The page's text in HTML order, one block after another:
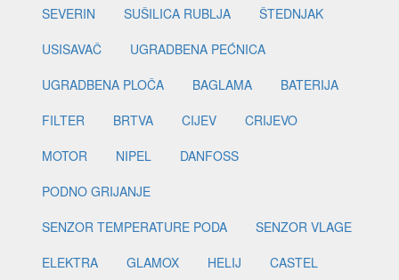
SEVERIN
SUŠILICA RUBLJA
ŠTEDNJAK
USISAVAČ
UGRADBENA PEĆNICA
UGRADBENA PLOČA
BAGLAMA
BATERIJA
FILTER
BRTVA CIJEV
CRIJEVO
MOTOR
NIPEL
DANFOSS
PODNO GRIJANJE
SENZOR TEMPERATURE PODA
SENZOR VLAGE
ELEKTRA
GLAMOX HELIJ
CASTEL